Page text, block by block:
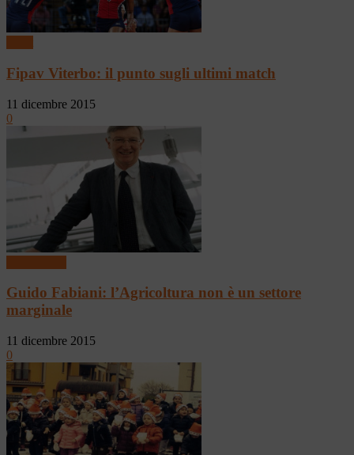
Fipav Viterbo: il punto sugli ultimi match
11 dicembre 2015
0
Guido Fabiani: l’Agricoltura non è un settore
marginale
11 dicembre 2015
0